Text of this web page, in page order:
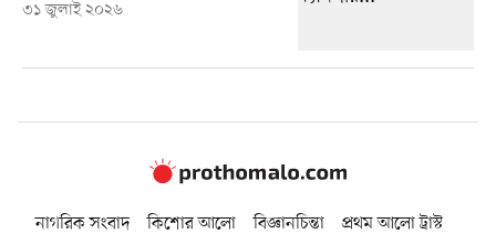
৩১ জুলাই ২০২৬
নাগরিক সংবাদ কিশোর আলো বিজ্ঞানচিন্তা
প্রথম আলো ট্রাস্ট